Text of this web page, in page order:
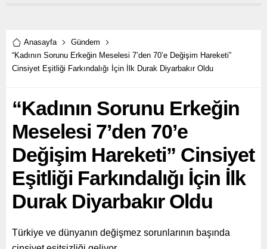
Anasayfa
Gündem
“Kadının Sorunu Erkeğin Meselesi 7’den 70’e Değişim Hareketi”
Cinsiyet Eşitliği Farkındalığı İçin İlk Durak Diyarbakır Oldu
“Kadının Sorunu Erkeğin
Meselesi 7’den 70’e
Değişim Hareketi” Cinsiyet
Eşitliği Farkındalığı İçin İlk
Durak Diyarbakır Oldu
Türkiye ve dünyanın değişmez sorunlarının başında